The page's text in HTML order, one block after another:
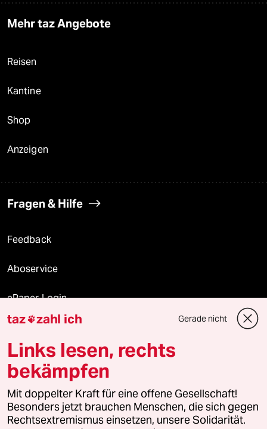
Mehr taz Angebote
Reisen
Kantine
Shop
Anzeigen
Fragen & Hilfe
Feedback
Aboservice
ePaper Login
Downloads für Abonnierende
© 2026 taz Verlags und Vertriebs GmbH
Alle Rechte vorbehalten. Bei rechtlichen Fragen oder für Genehmigungen
wenden Sie sich bitte an
lizenzen@taz.de
taz zahl ich Gerade nicht
Links lesen, rechts
bekämpfen
Mit doppelter Kraft für eine offene Gesellschaft!
Besonders jetzt brauchen Menschen, die sich gegen
Rechtsextremismus einsetzen, unsere Solidarität.